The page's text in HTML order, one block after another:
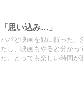
「思い込み…」
パパと映画を観に行った。
たし、映画もやると分かっ
た。とっても楽しい時間